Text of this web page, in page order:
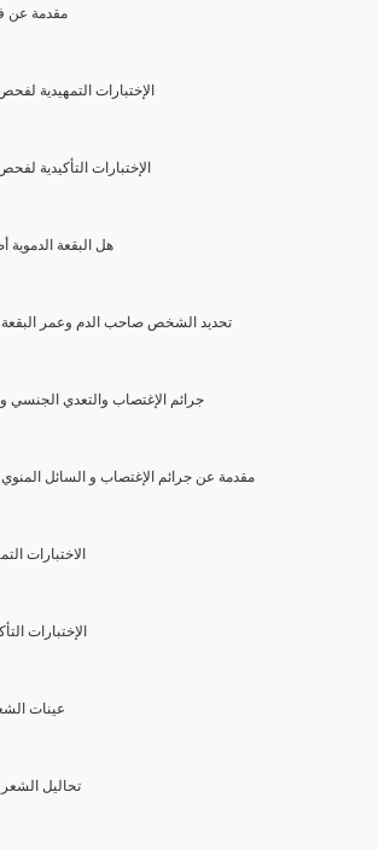
(10)مقدمة
(11) الإختبارات التمهيدية
(12) الإختبارات التأكيدية
(13) هل البقعة
(14) تحديد الشخص صاحب الدم وعمر
5- جرائم الإغتصاب والتعدي الجنسي
(15) مقدمة عن جرائم الإغتصاب و السائل
(16) الاختبارات
(17) الإختبارات
6- عينات
(18) تحاليل